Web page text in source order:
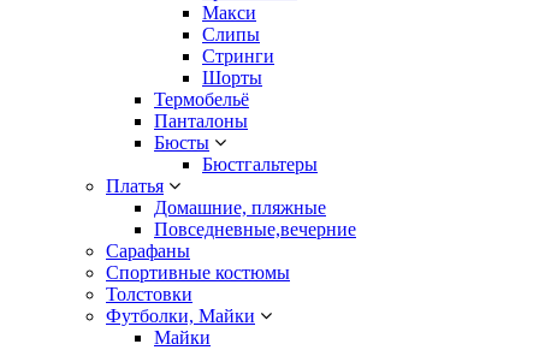
Макси
Слипы
Стринги
Шорты
Термобельё
Панталоны
Бюсты
Бюстгальтеры
Платья
Домашние, пляжные
Повседневные,вечерние
Сарафаны
Спортивные костюмы
Толстовки
Футболки, Майки
Майки